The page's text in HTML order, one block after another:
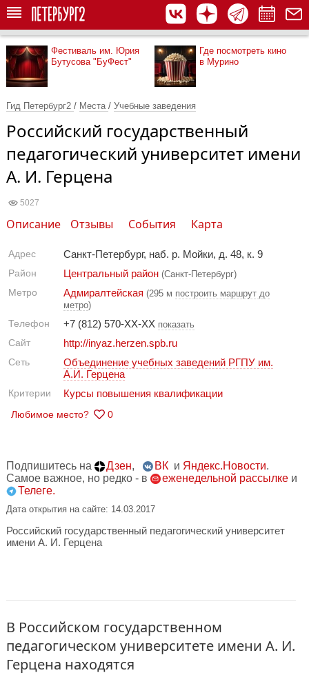
Фестиваль им. Юрия
Бутусова "БуФест"
Где посмотреть кино
в Мурино
Гид Петербург2 / Места / Учебные заведения
Российский государственный
педагогический университет имени
А. И. Герцена
5027
Описание Отзывы События Карта
Адрес Санкт-Петербург, наб. р. Мойки, д. 48, к. 9
Район Центральный район (Санкт-Петербург)
Метро Адмиралтейская (295 м построить маршрут до
метро)
Телефон +7 (812) 570-XX-XX показать
Сайт http://inyaz.herzen.spb.ru
Сеть
Объединение учебных заведений РГПУ им.
А.И. Герцена
Критерии Курсы повышения квалификации
Любимое место? 0
Подпишитесь на Дзен, ВК и Яндекс.Новости.
Самое важное, но редко - в
еженедельной рассылке и
Телеге.
Дата открытия на сайте: 14.03.2017
Российский государственный педагогический университет
имени А. И. Герцена
В Российском государственном
педагогическом университете имени А. И.
Герцена находятся